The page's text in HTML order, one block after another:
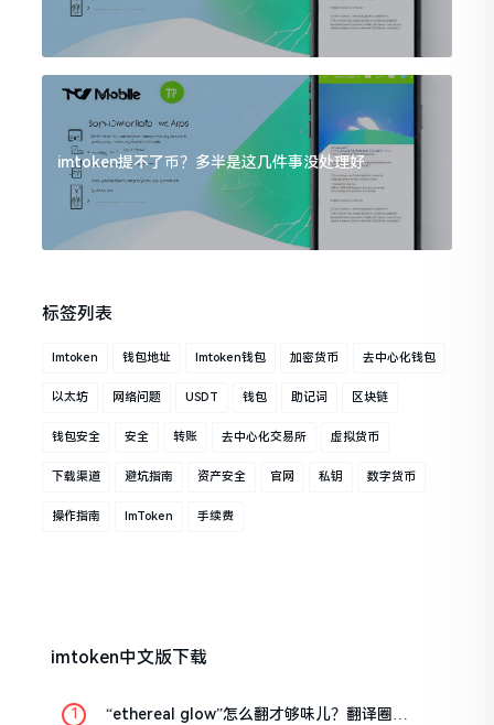
imtoken提不了币？多半是这几件事没处理好
标签列表
Imtoken 钱包地址 Imtoken钱包 加密货币 去中心化钱包
以太坊 网络问题 USDT 钱包 助记词 区块链
钱包安全 安全 转账 去中心化交易所 虚拟货币
下载渠道 避坑指南 资产安全 官网 私钥 数字货币
操作指南 ImToken 手续费
imtoken中文版下载
“ethereal glow”怎么翻才够味儿？翻译圈老